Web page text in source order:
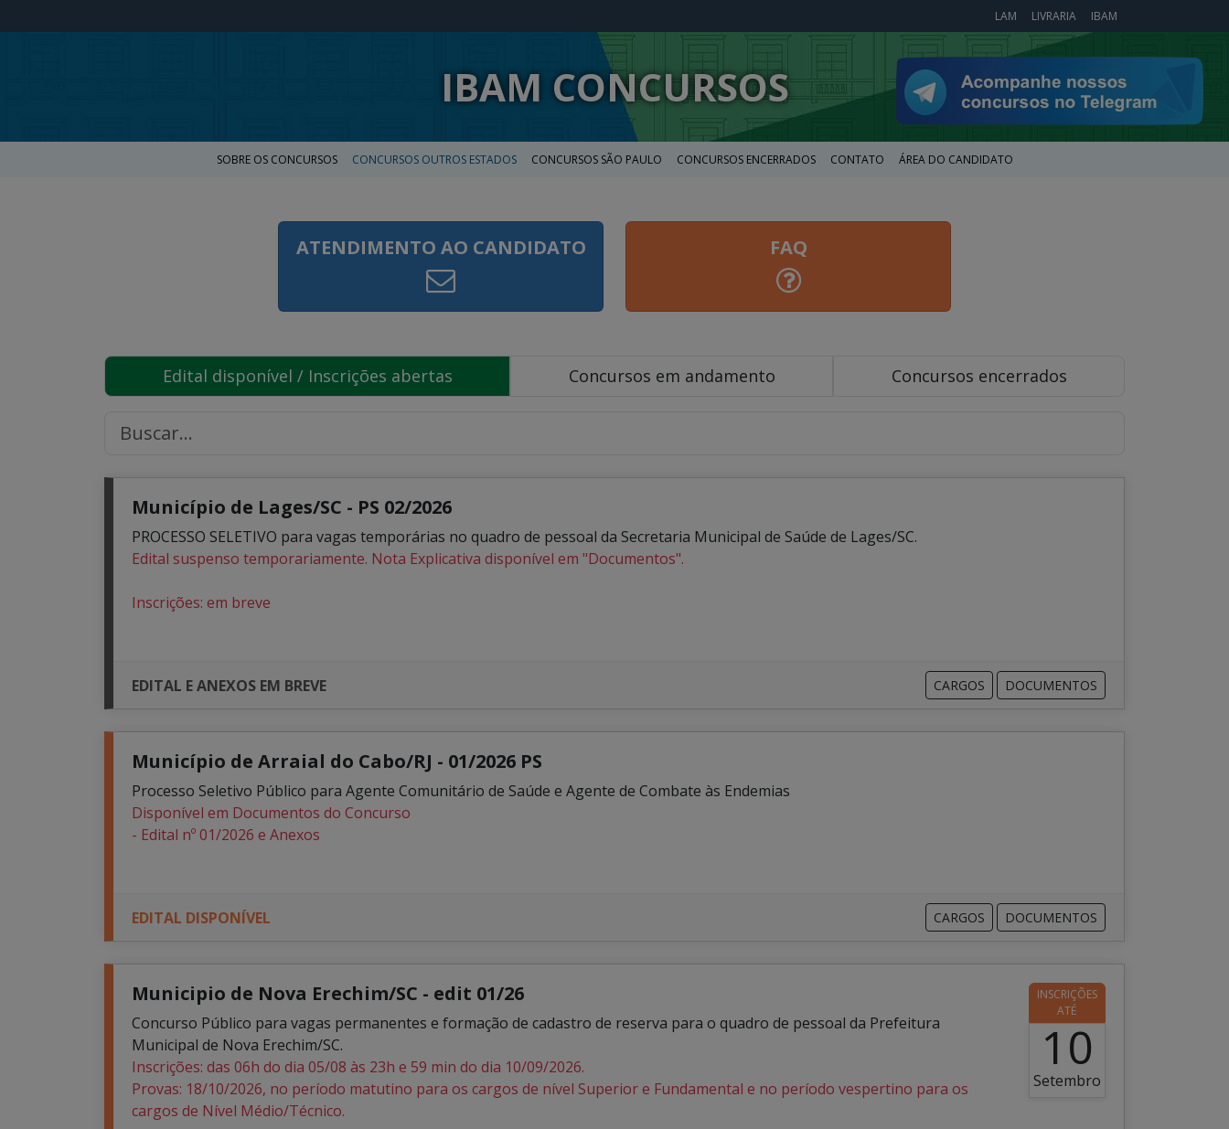
LAM LIVRARIA IBAM
IBAM CONCURSOS
SOBRE OS CONCURSOS CONCURSOS OUTROS ESTADOS CONCURSOS SÃO PAULO CONCURSOS ENCERRADOS CONTATO ÁREA DO CANDIDATO
ATENDIMENTO AO CANDIDATO FAQ
Edital disponível / Inscrições abertas Concursos em andamento Concursos encerrados
Município de Lages/SC - PS 02/2026
PROCESSO SELETIVO para vagas temporárias no quadro de pessoal da Secretaria Municipal de Saúde de Lages/SC.
Edital suspenso temporariamente. Nota Explicativa disponível em "Documentos".
Inscrições: em breve
EDITAL E ANEXOS EM BREVE CARGOS DOCUMENTOS
Município de Arraial do Cabo/RJ - 01/2026 PS
Processo Seletivo Público para Agente Comunitário de Saúde e Agente de Combate às Endemias
Disponível em Documentos do Concurso
- Edital nº 01/2026 e Anexos
EDITAL DISPONÍVEL CARGOS DOCUMENTOS
Municipio de Nova Erechim/SC - edit 01/26
Concurso Público para vagas permanentes e formação de cadastro de reserva para o quadro de pessoal da Prefeitura
Municipal de Nova Erechim/SC.
Inscrições: das 06h do dia 05/08 às 23h e 59 min do dia 10/09/2026.
Provas: 18/10/2026, no período matutino para os cargos de nível Superior e Fundamental e no período vespertino para os
cargos de Nível Médio/Técnico.
INSCRIÇÕES
ATÉ
10
Setembro